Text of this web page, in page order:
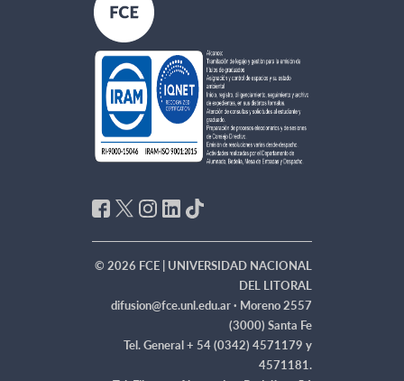
© 2026 FCE | UNIVERSIDAD NACIONAL
DEL LITORAL
difusion@fce.unl.edu.ar · Moreno 2557
(3000) Santa Fe
Tel. General + 54 (0342) 4571179 y
4571181.